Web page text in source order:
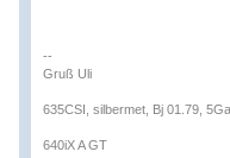
--
Gruß Uli
635CSI, silbermet, Bj 01.79,
640iX A GT